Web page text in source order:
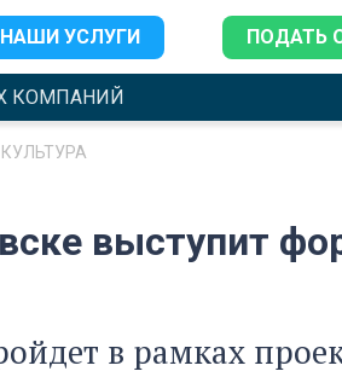
НАШИ УСЛУГИ ПОДАТЬ
КОМПАНИЙ
КУЛЬТУРА
выступит
в рамках